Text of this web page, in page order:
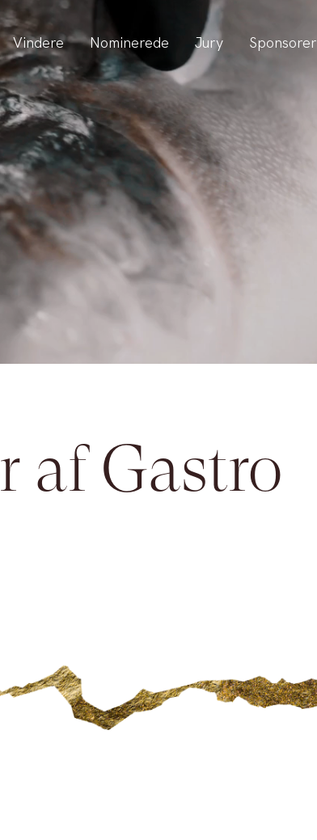
Vindere Nominerede Jury Sponsorer
af Gastro